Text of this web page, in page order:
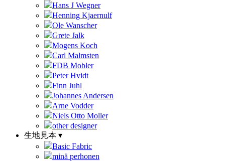
Hans J Wegner
Henning Kjaernulf
Ole Wanscher
Grete Jalk
Mogens Koch
Carl Malmsten
FDB Mobler
Peter Hvidt
Finn Juhl
Johannes Andersen
Arne Vodder
Niels Otto Moller
other designer
生地見本 ▾
Basic Fabric
minä perhonen